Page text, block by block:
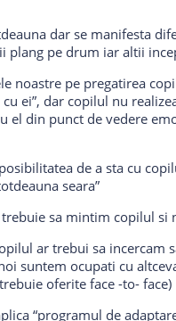
dar se manifesta
plang pe drum iar altii
noastre pe pregatirea
ei”, dar copilul nu
el din punct de vedere
de a sta cu
seara”
sa mintim copilul
ar trebui sa
suntem ocupati cu
oferite face -to- face)
“programul de